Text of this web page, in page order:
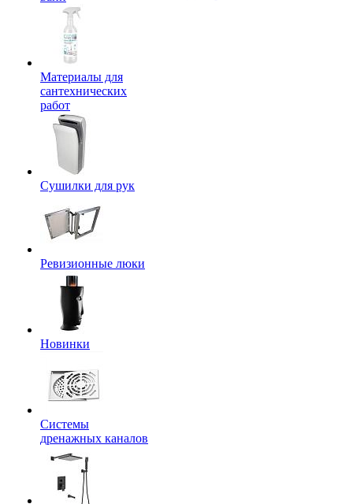
Материалы для
сантехнических
работ
Сушилки для рук
Ревизионные люки
Новинки
Системы
дренажных каналов